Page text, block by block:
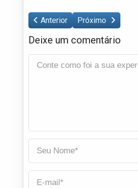
Anterior Próximo
Deixe um comentário